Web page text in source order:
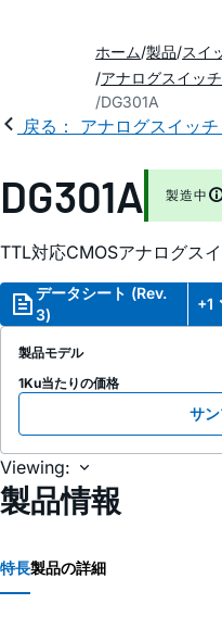
ホーム 製品 スイ
アナログスイッ
DG301A
戻る： アナログスイッ
DG301A 製造中
TTL対応CMOSアナログス
データシート (Rev.
3)
+1
製品モデル
1Ku当たりの価格
サ
Viewing:
製品情報
特長製品の詳細